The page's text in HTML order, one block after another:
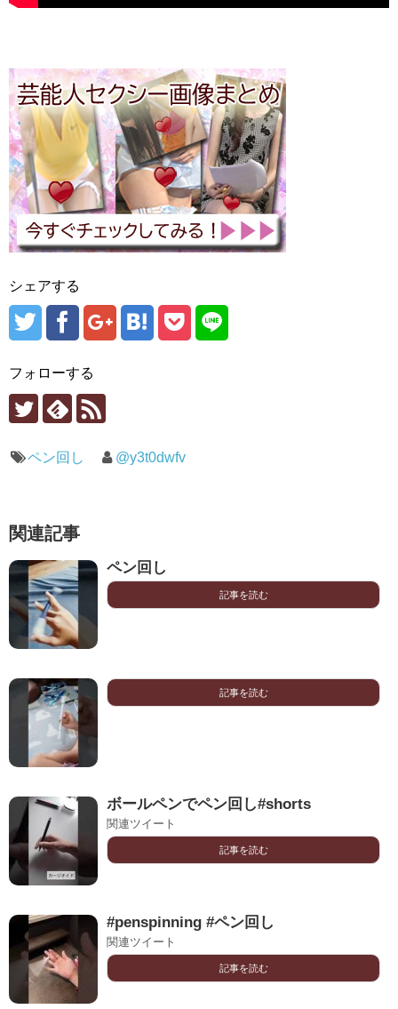
シェアする
フォローする
ペン回し @y3t0dwfv
関連記事
ペン回し
記事を読む
記事を読む
ボールペンでペン回し#shorts
関連ツイート
記事を読む
#penspinning #ペン回し
関連ツイート
記事を読む